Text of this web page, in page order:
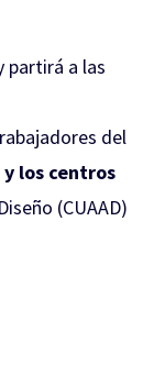
partirá a las
del
y los centros
(CUAAD)